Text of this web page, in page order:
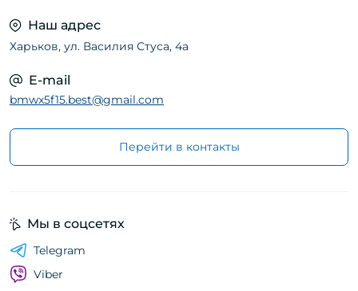
Наш адрес
Харьков, ул. Василия Стуса, 4а
E-mail
bmwx5f15.best@gmail.com
Перейти в контакты
Мы в соцсетях
Telegram
Viber